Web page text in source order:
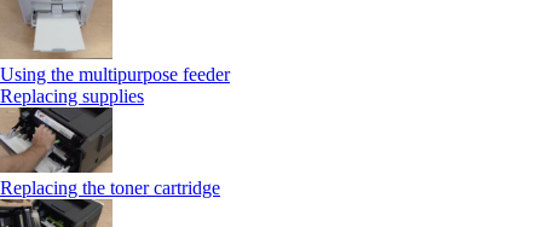
Using the multipurpose feeder
Replacing supplies
Replacing the toner cartridge